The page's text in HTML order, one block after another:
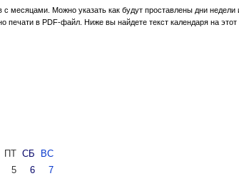
месяцами. Можно указать как будут проставлены дни
в PDF-файл. Ниже вы найдете текст календаря на
ПТ СБ ВС
5 6 7